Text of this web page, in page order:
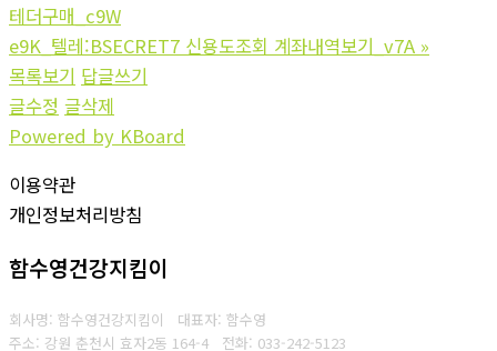
테더구매_c9W
e9K_텔레:BSECRET7 신용도조회 계좌내역보기_v7A »
목록보기 답글쓰기
글수정 글삭제
Powered by KBoard
이용약관
개인정보처리방침
함수영건강지킴이
회사명: 함수영건강지킴이 대표자: 함수영
주소: 강원 춘천시 효자2동 164-4 전화: 033-242-5123